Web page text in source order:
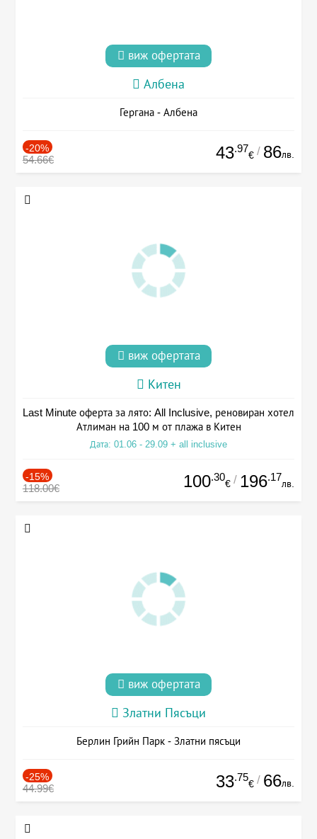
виж офертата
Албена
Гергана - Албена
-20%
54.66€ 43.97
€ / 86лв.
виж офертата
Китен
Last Minute оферта за лято: All Inclusive, реновиран хотел
Атлиман на 100 м от плажа в Китен
Дата: 01.06 - 29.09 + all inclusive
-15%
118.00€ 100.30
€ / 196.17
лв.
виж офертата
Златни Пясъци
Берлин Грийн Парк - Златни пясъци
-25%
44.99€ 33.75
€ / 66лв.